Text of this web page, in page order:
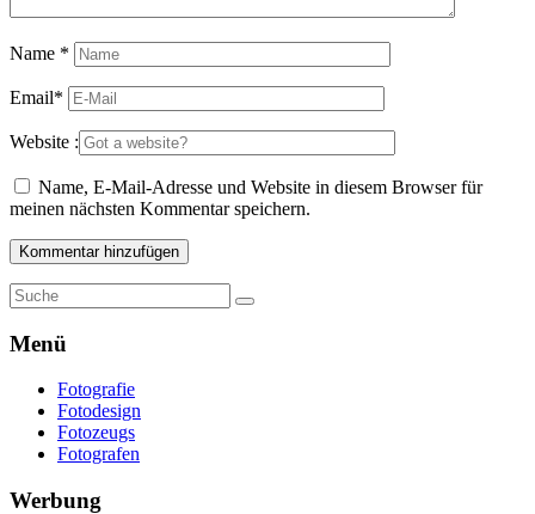
Name *
Email*
Website :
Name, E-Mail-Adresse und Website in diesem Browser für
meinen nächsten Kommentar speichern.
Menü
Fotografie
Fotodesign
Fotozeugs
Fotografen
Werbung